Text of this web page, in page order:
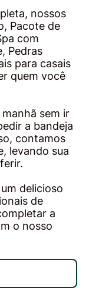
nossos
Pacote de
com
Pedras
para casais
quem você
sem ir
a bandeja
contamos
levando sua
delicioso
de
a
o nosso